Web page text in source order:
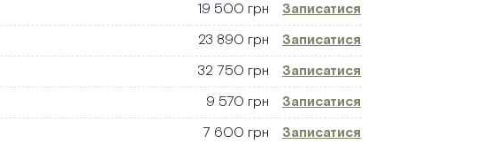
19 500 грн
Записатися
23 890 грн
Записатися
32 750 грн
Записатися
9 570 грн
Записатися
7 600 грн
Записатися